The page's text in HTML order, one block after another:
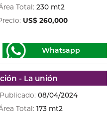
Total: 230 mt2
US$ 260,000
Whatsapp
- La unión
Publicado: 08/04/2024
Total: 173 mt2